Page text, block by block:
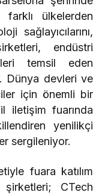
farklı ülkelerden
sağlayıcılarını,
endüstri
temsil eden
Dünya devleri ve
için önemli bir
iletişim fuarında
yenilikçi
sergileniyor.
fuara katılım
CTech